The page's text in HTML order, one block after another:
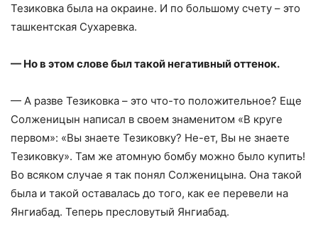
Тезиковка была на окраине. И по большому счету – это
ташкентская Сухаревка.
— Но в этом слове был такой негативный оттенок.
— А разве Тезиковка – это что-то положительное? Еще
Солженицын написал в своем знаменитом «В круге
первом»: «Вы знаете Тезиковку? Не-ет, Вы не знаете
Тезиковку». Там же атомную бомбу можно было купить!
Во всяком случае я так понял Солженицына. Она такой
была и такой оставалась до того, как ее перевели на
Янгиабад. Теперь пресловутый Янгиабад.